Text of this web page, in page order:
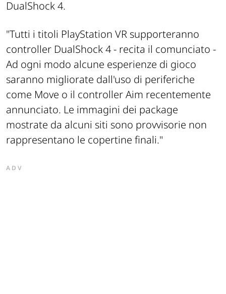
DualShock 4.
"Tutti i titoli PlayStation VR supporteranno
controller DualShock 4 - recita il comunciato -
Ad ogni modo alcune esperienze di gioco
saranno migliorate dall'uso di periferiche
come Move o il controller Aim recentemente
annunciato. Le immagini dei package
mostrate da alcuni siti sono provvisorie non
rappresentano le copertine finali."
ADV